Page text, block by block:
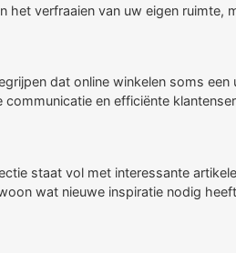
verfraaien van uw eigen ruimte,
dat online winkelen soms
en efficiënte
staat vol met interessante
wat nieuwe inspiratie nodig